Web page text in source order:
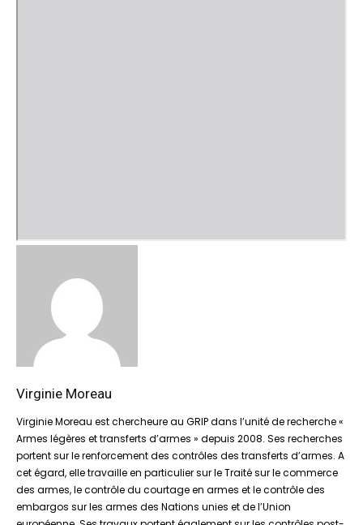
Virginie Moreau
Virginie Moreau est chercheure au GRIP dans l’unité de recherche «
Armes légères et transferts d’armes » depuis 2008. Ses recherches
portent sur le renforcement des contrôles des transferts d’armes. A
cet égard, elle travaille en particulier sur le Traité sur le commerce
des armes, le contrôle du courtage en armes et le contrôle des
embargos sur les armes des Nations unies et de l’Union